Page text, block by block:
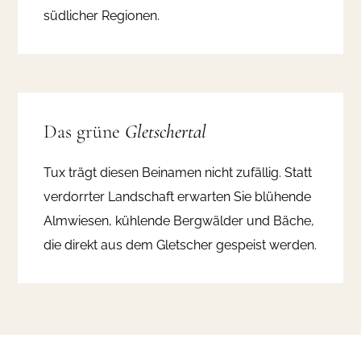
südlicher Regionen.
Das grüne Gletschertal
Tux trägt diesen Beinamen nicht zufällig. Statt
verdorrter Landschaft erwarten Sie blühende
Almwiesen, kühlende Bergwälder und Bäche,
die direkt aus dem Gletscher gespeist werden.